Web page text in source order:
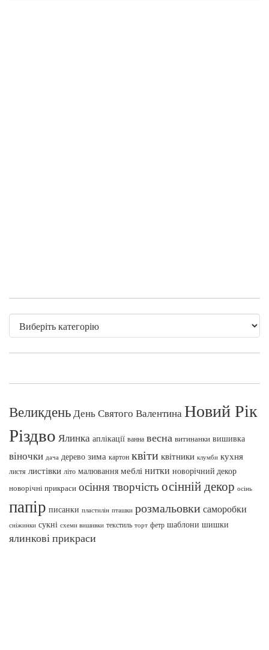
ВеликденьДень Святого ВалентинаНовий Рік
Різдво Ялинка аплікації ванна весна витинанки вишивка
віночки дача дерево зима картон квіти квітники клумби кухня
листя листівки літо малювання меблі нитки новорічний декор
новорічні прикраси осіння творчість осінній декор осінь
папір писанки пластилін пташки розмальовки саморобки
сніжинки сукні схеми вишивки текстиль торт фетр шаблони шишки
ялинкові прикраси